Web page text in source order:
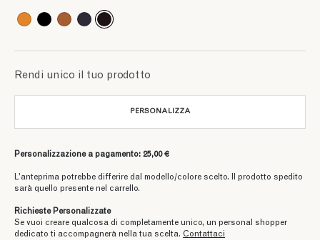
Rendi unico il tuo prodotto
PERSONALIZZA
Personalizzazione a pagamento: 25,00 €
L’anteprima potrebbe differire dal modello/colore scelto. Il prodotto spedito
sarà quello presente nel carrello.
Richieste Personalizzate
Se vuoi creare qualcosa di completamente unico, un personal shopper
dedicato ti accompagnerà nella tua scelta. Contattaci